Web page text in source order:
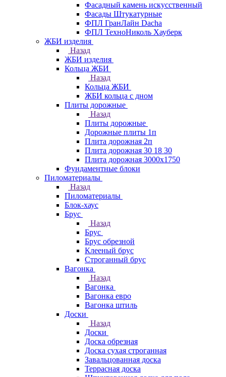
Фасадный камень искусственный
Фасады Штукатурные
ФПЛ ГранЛайн Dacha
ФПЛ ТехноНиколь Хауберк
ЖБИ изделия
Назад
ЖБИ изделия
Кольца ЖБИ
Назад
Кольца ЖБИ
ЖБИ кольца с дном
Плиты дорожные
Назад
Плиты дорожные
Дорожные плиты 1п
Плита дорожная 2п
Плита дорожная 30 18 30
Плита дорожная 3000х1750
Фундаментные блоки
Пиломатериалы
Назад
Пиломатериалы
Блок-хаус
Брус
Назад
Брус
Брус обрезной
Клееный брус
Строганный брус
Вагонка
Назад
Вагонка
Вагонка евро
Вагонка штиль
Доски
Назад
Доски
Доска обрезная
Доска сухая строганная
Завальцованная доска
Террасная доска